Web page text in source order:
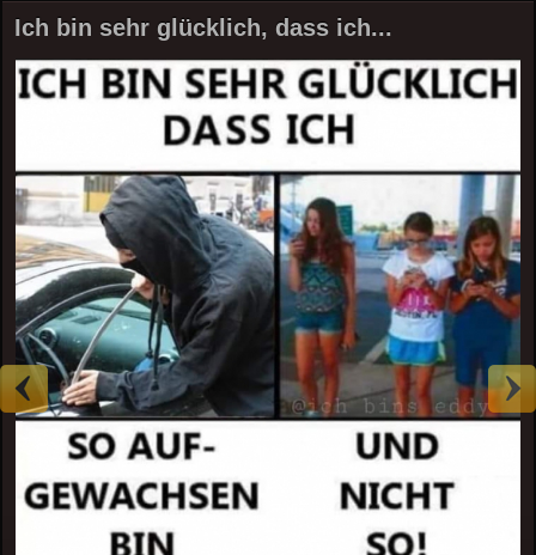
Ich bin sehr glücklich, dass ich...